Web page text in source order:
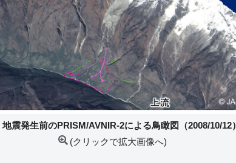
地震発生前のPRISM/AVNIR-2による鳥瞰図（2008/10/12）
(クリックで拡大画像へ)